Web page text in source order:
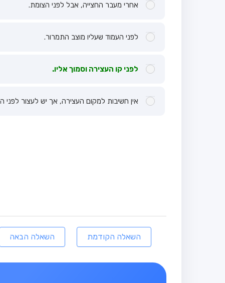
אחרי מעבר החצייה, אבל לפני הצומת.
לפני העמוד שעליו מוצב התמרור.
לפני קו העצירה וסמוך אליו.
אין חשיבות למקום העצירה, אך יש לעצור לפני
השאלה הקודמת השאלה הבאה